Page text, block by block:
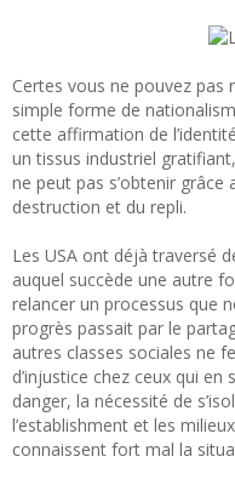
Certes vous ne pouvez pas
simple forme de
cette affirmation de
un tissus industriel
ne peut pas s’obtenir grâce
destruction et du repli.
Les USA ont déjà traversé
auquel succède une autre
relancer un processus que
progrès passait par le
autres classes sociales ne
d’injustice chez ceux qui
danger, la nécessité de
l’establishment et les
connaissent fort mal la